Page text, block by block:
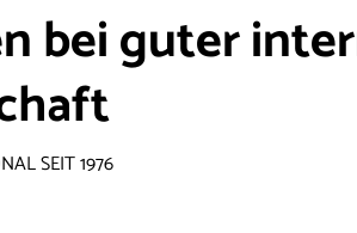
bei guter
SEIT 1976